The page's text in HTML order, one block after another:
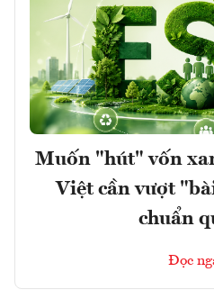
Muốn "hút" vốn
Việt cần vượt
chuẩn
Đọc